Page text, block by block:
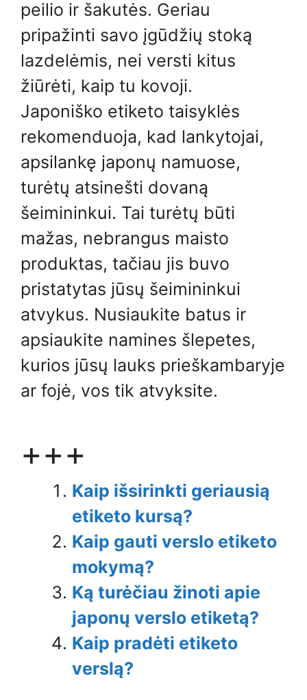
peilio ir šakutės. Geriau
pripažinti savo įgūdžių stoką
lazdelėmis, nei versti kitus
žiūrėti, kaip tu kovoji.
Japoniško etiketo taisyklės
rekomenduoja, kad lankytojai,
apsilankę japonų namuose,
turėtų atsinešti dovaną
šeimininkui. Tai turėtų būti
mažas, nebrangus maisto
produktas, tačiau jis buvo
pristatytas jūsų šeimininkui
atvykus. Nusiaukite batus ir
apsiaukite namines šlepetes,
kurios jūsų lauks prieškambaryje
ar fojė, vos tik atvyksite.
+++
Kaip išsirinkti geriausią
etiketo kursą?
Kaip gauti verslo etiketo
mokymą?
Ką turėčiau žinoti apie
japonų verslo etiketą?
Kaip pradėti etiketo
verslą?